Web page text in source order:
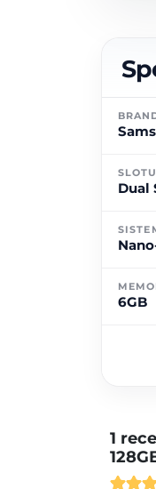
Dual
6GB
1